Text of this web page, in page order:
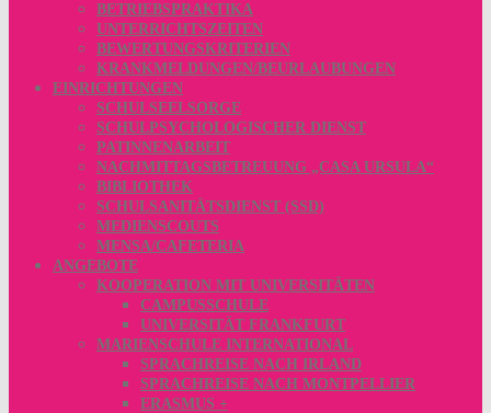
BETRIEBSPRAKTIKA
UNTERRICHTSZEITEN
BEWERTUNGSKRITERIEN
KRANKMELDUNGEN/BEURLAUBUNGEN
EINRICHTUNGEN
SCHULSEELSORGE
SCHULPSYCHOLOGISCHER DIENST
PATINNENARBEIT
NACHMITTAGSBETREUUNG „CASA URSULA“
BIBLIOTHEK
SCHULSANITÄTSDIENST (SSD)
MEDIENSCOUTS
MENSA/CAFETERIA
ANGEBOTE
KOOPERATION MIT UNIVERSITÄTEN
CAMPUSSCHULE
UNIVERSITÄT FRANKFURT
MARIENSCHULE INTERNATIONAL
SPRACHREISE NACH IRLAND
SPRACHREISE NACH MONTPELLIER
ERASMUS +